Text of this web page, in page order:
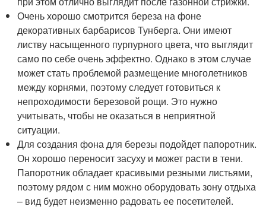
Очень хорошо смотрится береза на фоне
декоративных барбарисов Тунберга. Они имеют
листву насыщенного пурпурного цвета, что выглядит
само по себе очень эффектно. Однако в этом случае
может стать проблемой размещение многолетников
между корнями, поэтому следует готовиться к
непроходимости березовой рощи. Это нужно
учитывать, чтобы не оказаться в неприятной
ситуации.
Для создания фона для березы подойдет папоротник.
Он хорошо переносит засуху и может расти в тени.
Папоротник обладает красивыми резными листьями,
поэтому рядом с ним можно оборудовать зону отдыха
– вид будет неизменно радовать ее посетителей.